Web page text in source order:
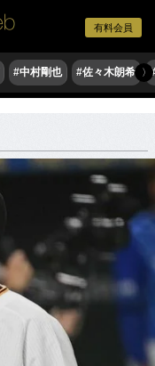
有料会員
#中村剛也 #佐々木朗希 〉